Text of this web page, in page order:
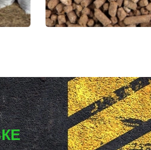
МЕДЫНЬ
СОРТАВАЛА
КАЛТАН
ЮРГА
УДОМЛЯ
АМУРСК
ЧЕБАРКУЛЬ
НОЯБРЬСК
ГОРОХОВЕЦ
КАЛАЧ
БАЛТИЙСК
ЛЮДИНОВО
МЕЩОВСК
ЕЛИЗОВО